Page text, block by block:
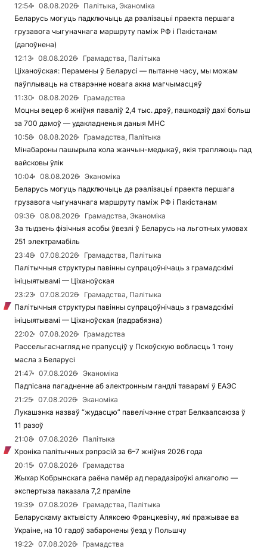
12:54
08.08.2026
Палітыка, Эканоміка
Беларусь могуць падключыць да рэалізацыі праекта першага
грузавога чыгуначнага маршруту паміж РФ і Пакістанам
(дапоўнена)
12:13
08.08.2026
Грамадства, Палітыка
Ціханоўская: Перамены ў Беларусі — пытанне часу, мы можам
паўплываць на стварэнне новага акна магчымасцяў
11:30
08.08.2026
Грамадства
Моцны вецер 6 жніўня паваліў 2,4 тыс. дрэў, пашкодзіў дахі больш
за 700 дамоў — удакладненыя даныя МНС
10:58
08.08.2026
Грамадства, Палітыка
Мінабароны пашырыла кола жанчын-медыкаў, якія трапляюць пад
вайсковы ўлік
10:04
08.08.2026
Эканоміка
Беларусь могуць падключыць да рэалізацыі праекта першага
грузавога чыгуначнага маршруту паміж РФ і Пакістанам
09:36
08.08.2026
Грамадства, Эканоміка
За тыдзень фізічныя асобы ўвезлі ў Беларусь на льготных умовах
251 электрамабіль
23:48
07.08.2026
Грамадства, Палітыка
Палітычныя структуры павінны супрацоўнічаць з грамадскімі
ініцыятывамі — Ціханоўская
23:23
07.08.2026
Грамадства, Палітыка
Палітычныя структуры павінны супрацоўнічаць з грамадскімі
ініцыятывамі — Ціханоўская (падрабязна)
22:02
07.08.2026
Грамадства
Рассельгаснагляд не прапусціў у Пскоўскую вобласць 1 тону
масла з Беларусі
21:47
07.08.2026
Эканоміка
Падпісана пагадненне аб электронным гандлі таварамі ў ЕАЭС
21:25
07.08.2026
Эканоміка
Лукашэнка назваў “жудасцю” павелічэнне страт Белкаапсаюза ў
11 разоў
21:08
07.08.2026
Палітыка
Хроніка палітычных рэпрэсій за 6–7 жніўня 2026 года
20:15
07.08.2026
Грамадства
Жыхар Кобрынскага раёна памёр ад перадазіроўкі алкаголю —
экспертыза паказала 7,2 праміле
19:39
07.08.2026
Грамадства, Палітыка
Беларускаму актывісту Аляксею Францкевічу, які пражывае ва
Украіне, на 10 гадоў забаронены ўезд у Польшчу
19:22
07.08.2026
Грамадства